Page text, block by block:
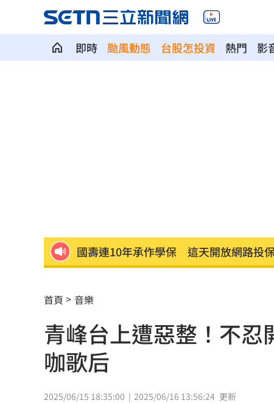
即時 颱風動態 台股怎投資 熱門 影
獨／楊光友批工會帳亂七八糟 曹雨婷
喜曬超音波照！北影影后李亦捷懷孕了
洛杉磯空廚爆食安危機 主管逼洗蛆蟲餐
蘇震洋追星衝上舞台被保鑣抓走！真相曝
蔡依珊撕掉完美標籤 首度認：我也會崩
首頁 音樂
青峰台上遭惡整！不
咖歌后
2025/06/15 18:35:00 2025/06/16 13:56:24 更新